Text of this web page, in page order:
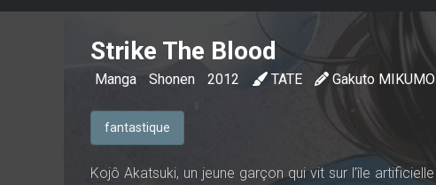
Strike The Blood
Manga Shonen 2012 TATE Gakuto MIKUMO
fantastique
Kojô Akatsuki, un jeune garçon qui vit sur l’île